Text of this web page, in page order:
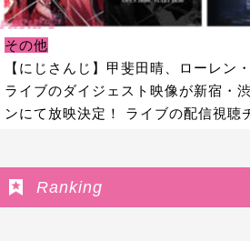
その他
【にじさんじ】甲斐田晴、ローレン
ライブのダイジェスト映像が新宿・
ンにて放映決定！ ライブの配信視聴
Ranking